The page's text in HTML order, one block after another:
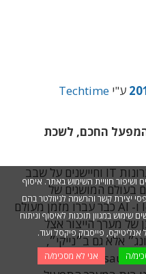
ע"י Techtime
החכם, לשכת
מערכות הנדסיות מתקדמות, פתרונות IT וחיישנים על שבב
בעולם המושגים של
״המפעל החכם״. מושגים כמו IoT ו- AI כבר עברו מזמן מעולם
של מערך הייצור אצל
אלא גם ב״נייקי״,
״פולקסוואגן״ ו״היינץ״. ספקים כמו IBM, Dassault
ושיפור חוויית השימוש באתר. איסוף
יצירת קשר והרשמה לניוזלטר בהם
במגוון תוכנות לאיסוף וניתוח
אנליטיקס, פייסבוק פיקסל ועוד.
ה אני לא מסכימ/ה